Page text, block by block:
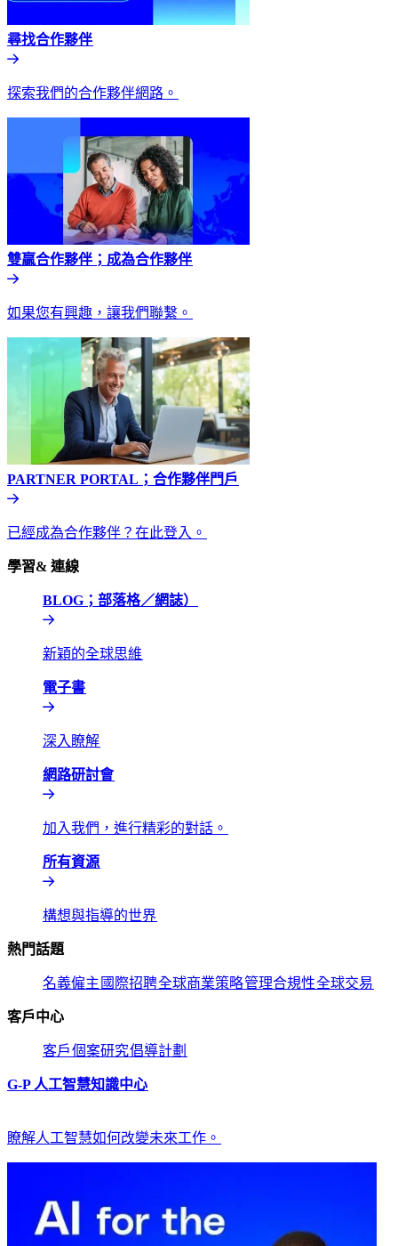
尋找合作夥伴​​
探索我們的合作夥伴網路。​​
雙贏合作夥伴；成為合作夥伴​​
如果您有興趣，讓我們聯繫。​​
PARTNER PORTAL；合作夥伴門戶​​
已經成為合作夥伴？在此登入。​​
學習& 連線​​
BLOG；部落格／網誌）​​
新穎的全球思維​​
電子書​​
深入瞭解​​
網路研討會​​
加入我們，進行精彩的對話。​​
所有資源​​
構想與指導的世界​​
熱門話題​​
名義僱主​​ 國際招聘​​全球商業策略​​管理合規性​​全球交易​​
客戶中心​​
客戶​​個案研究​​倡導計劃​​
G-P 人工智慧知識中心​​
瞭解人工智慧如何改變未來工作。​​